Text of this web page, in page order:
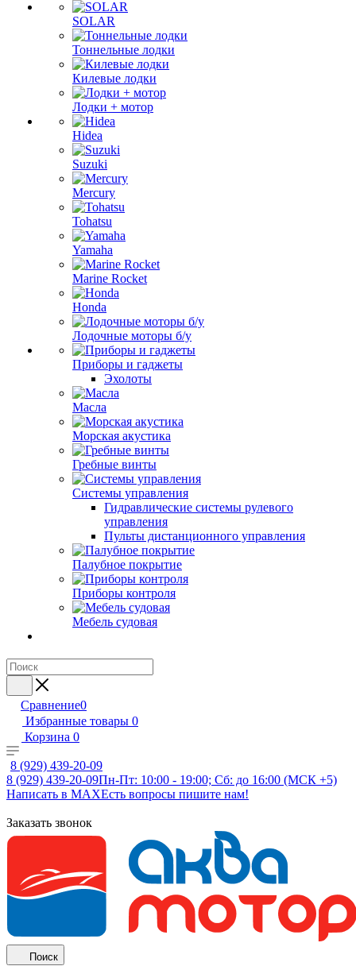
SOLAR
Тоннельные лодки
Килевые лодки
Лодки + мотор
Hidea
Suzuki
Mercury
Tohatsu
Yamaha
Marine Rocket
Honda
Лодочные моторы б/у
Приборы и гаджеты
Эхолоты
Масла
Морская акустика
Гребные винты
Системы управления
Гидравлические системы рулевого
управления
Пульты дистанционного управления
Палубное покрытие
Приборы контроля
Мебель судовая
Сравнение0
Избранные товары 0
Корзина 0
8 (929) 439-20-09
8 (929) 439-20-09Пн-Пт: 10:00 - 19:00; Сб: до 16:00 (МСК +5)
Написать в MAXЕсть вопросы пишите нам!
Заказать звонок
Поиск